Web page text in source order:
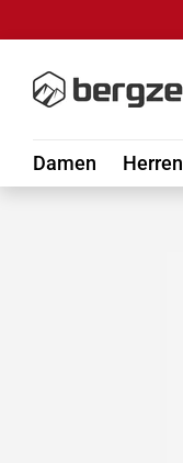
Damen Herren